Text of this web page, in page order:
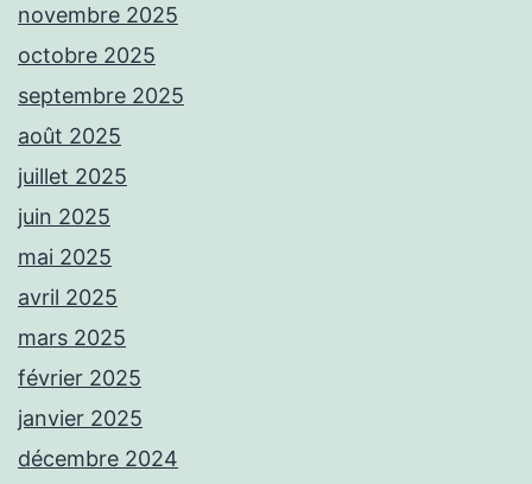
novembre 2025
octobre 2025
septembre 2025
août 2025
juillet 2025
juin 2025
mai 2025
avril 2025
mars 2025
février 2025
janvier 2025
décembre 2024